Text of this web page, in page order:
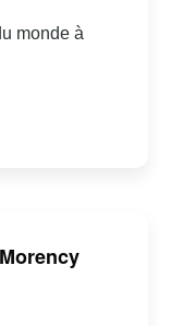
monde à